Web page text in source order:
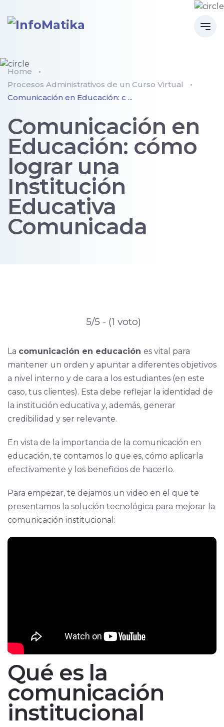
Home
Procesos Administrativos de un Curso Virtual
Comunicación en Educación: c ...
Comunicación en
Educación: cómo
lograr una
Institución
Educativa
Comunicada
5/5 - (1 voto)
La comunicación en educación es vital para
mantener un orden y apuntar a diferentes objetivos
a nivel interno y de cara a los estudiantes (en este
caso, tus clientes). Esta debe reflejar la identidad de
la institución educativa y, además, generar
credibilidad y ser relevante.
En vista de la importancia de la comunicación en
educación, te contamos lo que es, cómo aplicarla
efectivamente y los beneficios de hacerlo.
Para empezar, te dejamos un video en el que te
presentamos la solución tecnológica para mejorar la
comunicación institucional:
Qué es la
comunicación
institucional